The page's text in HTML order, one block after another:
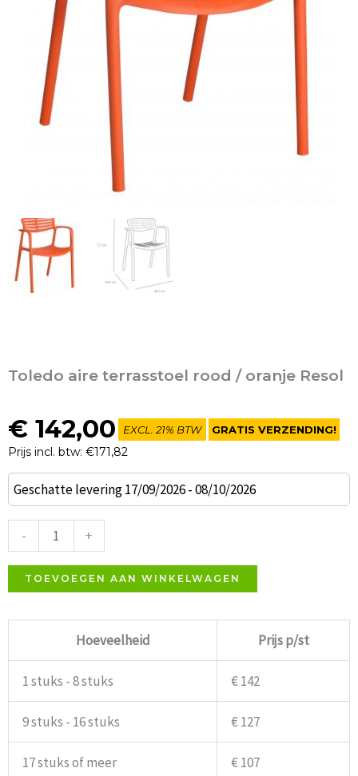
Toledo aire terrasstoel rood / oranje Resol
€ 142,00
Prijs incl. btw: €171,82
EXCL. 21% BTW GRATIS VERZENDING!
Geschatte levering 17/09/2026 - 08/10/2026
-
Toledo
aire
terrasstoel
rood
oranje
Resol
+
TOEVOEGEN AAN WINKELWAGEN
Hoeveelheid Prijs p/st
1 stuks - 8 stuks € 142
9 stuks - 16 stuks € 127
17 stuks of meer € 107